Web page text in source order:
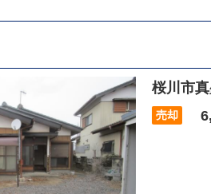
桜川市
売却